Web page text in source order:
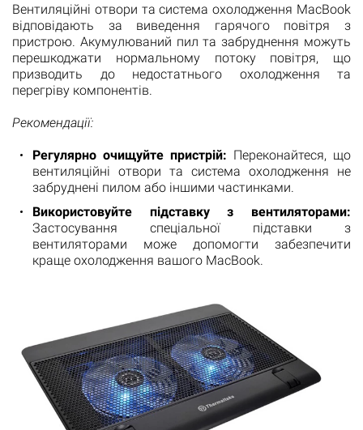
Вентиляційні отвори та система охолодження MacBook
відповідають за виведення гарячого повітря з
пристрою. Акумулюваний пил та забруднення можуть
перешкоджати нормальному потоку повітря, що
призводить до недостатнього охолодження та
перегріву компонентів.
Рекомендації:
Регулярно очищуйте пристрій: Переконайтеся, що
вентиляційні отвори та система охолодження не
забруднені пилом або іншими частинками.
Використовуйте підставку з вентиляторами:
Застосування спеціальної підставки з
вентиляторами може допомогти забезпечити
краще охолодження вашого MacBook.